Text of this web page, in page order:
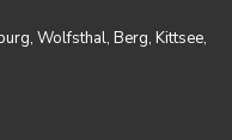
Wolfsthal, Berg, Kittsee,